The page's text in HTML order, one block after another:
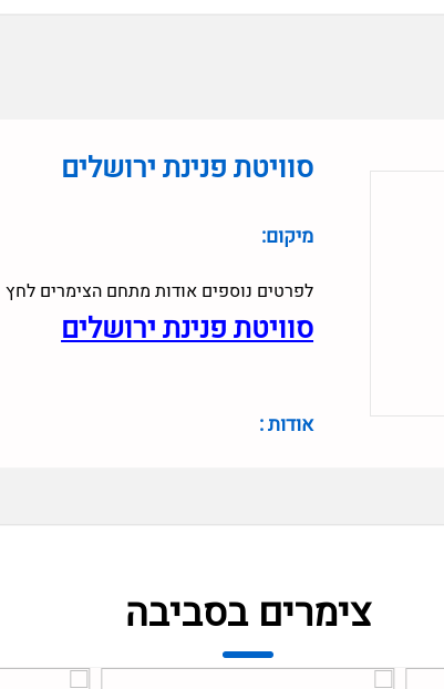
סוויטת פנינת ירושלים
מיקום:
לפרטים נוספים אודות מתחם הצימרים לחץ
סוויטת פנינת ירושלים
אודות :
צימרים בסביבה